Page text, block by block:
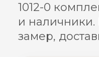
1012-0
и
замер,